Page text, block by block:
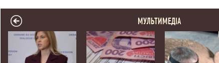
МУЛЬТИМЕДІА